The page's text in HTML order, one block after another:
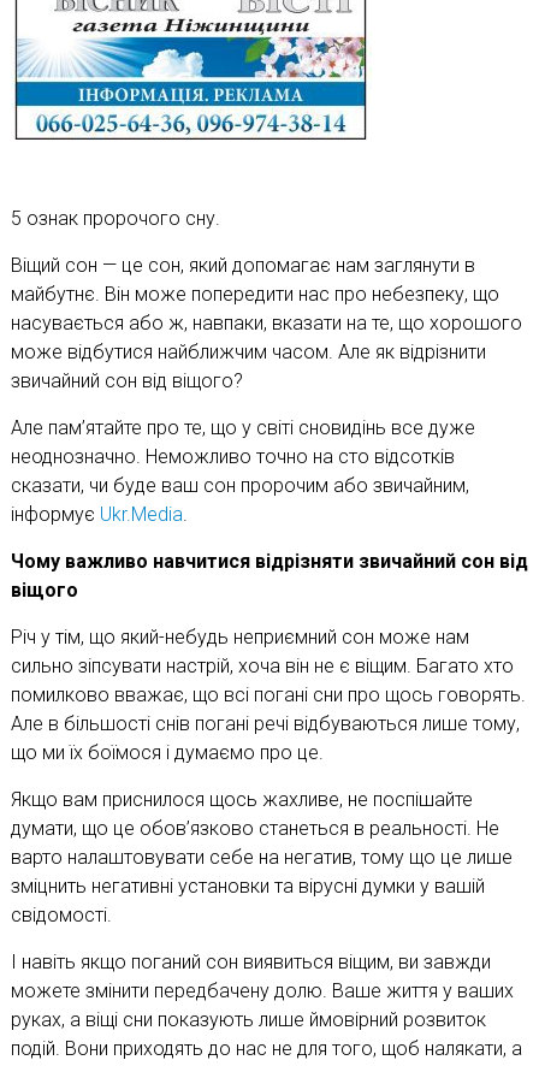
5 ознак пророчого сну.
Віщий сон — це сон, який допомагає нам заглянути в
майбутнє. Він може попередити нас про небезпеку, що
насувається або ж, навпаки, вказати на те, що хорошого
може відбутися найближчим часом. Але як відрізнити
звичайний сон від віщого?
Але пам’ятайте про те, що у світі сновидінь все дуже
неоднозначно. Неможливо точно на сто відсотків
сказати, чи буде ваш сон пророчим або звичайним,
інформує Ukr.Media.
Чому важливо навчитися відрізняти звичайний сон від
віщого
Річ у тім, що який-небудь неприємний сон може нам
сильно зіпсувати настрій, хоча він не є віщим. Багато хто
помилково вважає, що всі погані сни про щось говорять.
Але в більшості снів погані речі відбуваються лише тому,
що ми їх боїмося і думаємо про це.
Якщо вам приснилося щось жахливе, не поспішайте
думати, що це обов’язково станеться в реальності. Не
варто налаштовувати себе на негатив, тому що це лише
зміцнить негативні установки та вірусні думки у вашій
свідомості.
І навіть якщо поганий сон виявиться віщим, ви завжди
можете змінити передбачену долю. Ваше життя у ваших
руках, а віщі сни показують лише ймовірний розвиток
подій. Вони приходять до нас не для того, щоб налякати, а